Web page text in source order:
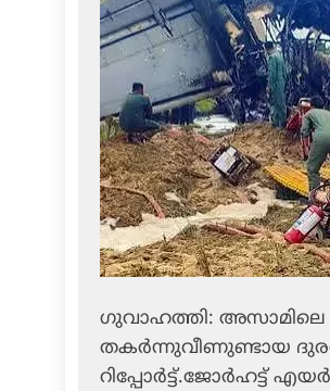
ഗുവാഹത്തി: അസാമിലെ
തകർന്നുവീണുണ്ടായ
റിപ്പോർട്ട്.ജോർഹട്ട്